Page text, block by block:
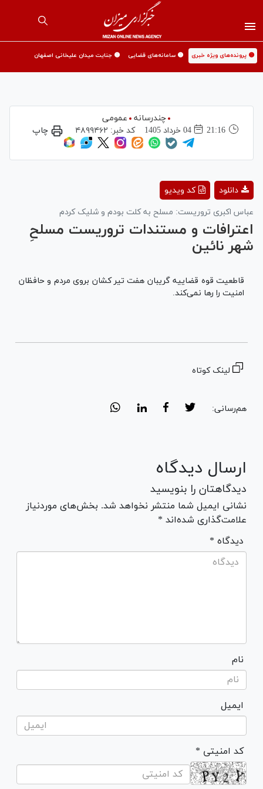
🟡 پرونده‌های ویژه خبری 🟡 سامانه‌های قضایی 🟡 جنایت میدان علیخانی اصفهان
چندرسانه
عمومی
21:16
04 خرداد 1405 کد خبر: ۴۸۹۹۴۶۲ چاپ
Video
کد ویدیو
دانلود
عباس اکبری تروریست: مسلح به کلت بودم و شلیک کردم
اعترافات و مستندات تروریست مسلحِ
شهر نائین
قاطعیت قوه قضاییه گریبان هفت تیر کشان بروی مردم و حافظان
امنیت را رها نمی‌کند.
لینک کوتاه
هم‌رسانی:
ارسال دیدگاه
دیدگاهتان را بنویسید
نشانی ایمیل شما منتشر نخواهد شد. بخش‌های موردنیاز
علامت‌گذاری شده‌اند *
* دیدگاه
نام
ایمیل
* کد امنیتی